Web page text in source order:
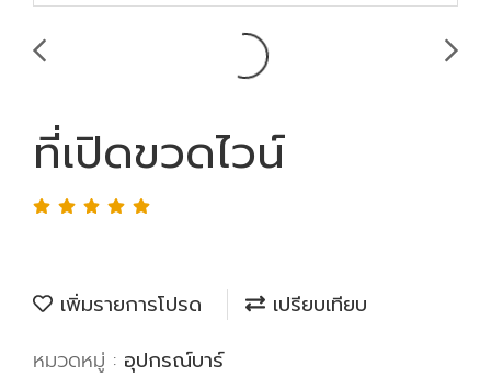
ที่เปิดขวดไวน์
เพิ่มรายการโปรด
เปรียบเทียบ
หมวดหมู่ : อุปกรณ์บาร์